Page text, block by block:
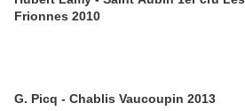
Frionnes 2010
G. Picq - Chablis Vaucoupin 2013